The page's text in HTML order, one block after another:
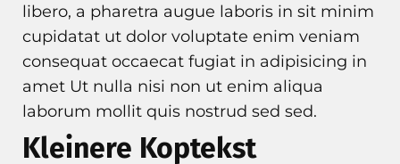
libero, a pharetra augue laboris in sit minim
cupidatat ut dolor voluptate enim veniam
consequat occaecat fugiat in adipisicing in
amet Ut nulla nisi non ut enim aliqua
laborum mollit quis nostrud sed sed.
Kleinere Koptekst